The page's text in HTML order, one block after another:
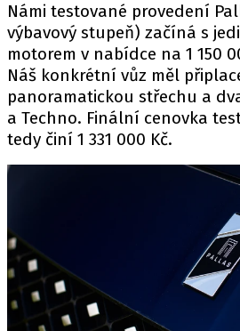
Námi testované provedení
výbavový stupeň) začíná s
motorem v nabídce na 1 150
Náš konkrétní vůz měl
panoramatickou střechu a
a Techno. Finální cenovka
tedy činí 1 331 000 Kč.